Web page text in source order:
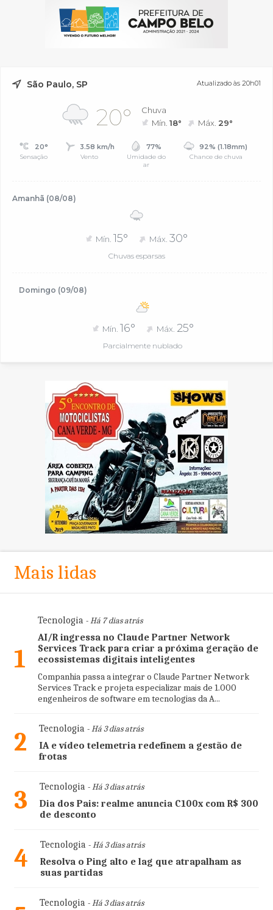
São Paulo, SP Atualizado às 20h01
20°
Chuva
Mín.18° Máx. 29°
20°
Sensação
3.58 km/h
Vento
77%
Umidade do
ar
92% (1.18mm)
Chance de chuva
Amanhã (08/08)
Mín. 15° Máx. 30°
Chuvas esparsas
Domingo (09/08)
Mín. 16° Máx. 25°
Parcialmente nublado
Mais lidas
1
Tecnologia- Há 7 dias atrás
AI/R ingressa no Claude Partner Network
Services Track para criar a próxima geração de
ecossistemas digitais inteligentes
Companhia passa a integrar o Claude Partner Network
Services Track e projeta especializar mais de 1.000
engenheiros de software em tecnologias da A...
2 Tecnologia- Há 3 dias atrás
IA e vídeo telemetria redefinem a gestão de
frotas
3 Tecnologia- Há 3 dias atrás
Dia dos Pais: realme anuncia C100x com R$ 300
de desconto
4 Tecnologia- Há 3 dias atrás
Resolva o Ping alto e lag que atrapalham as
suas partidas
Tecnologia- Há 3 dias atrás